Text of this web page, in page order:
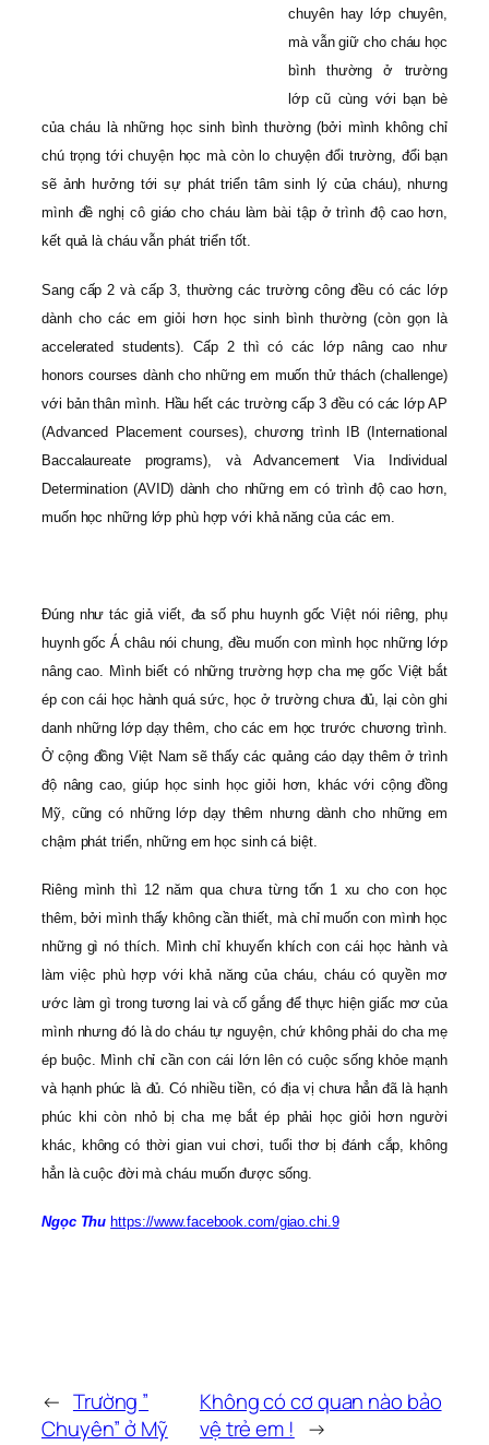
chuyên hay lớp chuyên,
mà vẫn giữ cho cháu học
bình thường ở trường
lớp cũ cùng với bạn bè
của cháu là những học sinh bình thường (bởi mình không chỉ
chú trọng tới chuyện học mà còn lo chuyện đổi trường, đổi bạn
sẽ ảnh hưởng tới sự phát triển tâm sinh lý của cháu), nhưng
mình đề nghị cô giáo cho cháu làm bài tập ở trình độ cao hơn,
kết quả là cháu vẫn phát triển tốt.
Sang cấp 2 và cấp 3, thường các trường công đều có các lớp
dành cho các em giỏi hơn học sinh bình thường (còn gọn là
accelerated students). Cấp 2 thì có các lớp nâng cao như
honors courses dành cho những em muốn thử thách (challenge)
với bản thân mình. Hầu hết các trường cấp 3 đều có các lớp AP
(Advanced Placement courses), chương trình IB (International
Baccalaureate programs), và Advancement Via Individual
Determination (AVID) dành cho những em có trình độ cao hơn,
muốn học những lớp phù hợp với khả năng của các em.
Đúng như tác giả viết, đa số phu huynh gốc Việt nói riêng, phụ
huynh gốc Á châu nói chung, đều muốn con mình học những lớp
nâng cao. Mình biết có những trường hợp cha mẹ gốc Việt bắt
ép con cái học hành quá sức, học ở trường chưa đủ, lại còn ghi
danh những lớp dạy thêm, cho các em học trước chương trình.
Ở cộng đồng Việt Nam sẽ thấy các quảng cáo dạy thêm ở trình
độ nâng cao, giúp học sinh học giỏi hơn, khác với cộng đồng
Mỹ, cũng có những lớp dạy thêm nhưng dành cho những em
chậm phát triển, những em học sinh cá biệt.
Riêng mình thì 12 năm qua chưa từng tốn 1 xu cho con học
thêm, bởi mình thấy không cần thiết, mà chỉ muốn con mình học
những gì nó thích. Mình chỉ khuyến khích con cái học hành và
làm việc phù hợp với khả năng của cháu, cháu có quyền mơ
ước làm gì trong tương lai và cố gắng để thực hiện giấc mơ của
mình nhưng đó là do cháu tự nguyện, chứ không phải do cha mẹ
ép buộc. Mình chỉ cần con cái lớn lên có cuộc sống khỏe mạnh
và hạnh phúc là đủ. Có nhiều tiền, có địa vị chưa hẳn đã là hạnh
phúc khi còn nhỏ bị cha mẹ bắt ép phải học giỏi hơn người
khác, không có thời gian vui chơi, tuổi thơ bị đánh cắp, không
hẳn là cuộc đời mà cháu muốn được sống.
Ngọc Thu https://www.facebook.com/giao.chi.9
← Trường ”
Chuyên” ở Mỹ
Không có cơ quan nào bảo
vệ trẻ em ! →